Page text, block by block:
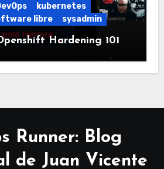
kubernetes
libre sysadmin
Hardening 101
Runner: Blog
de Juan Vicente